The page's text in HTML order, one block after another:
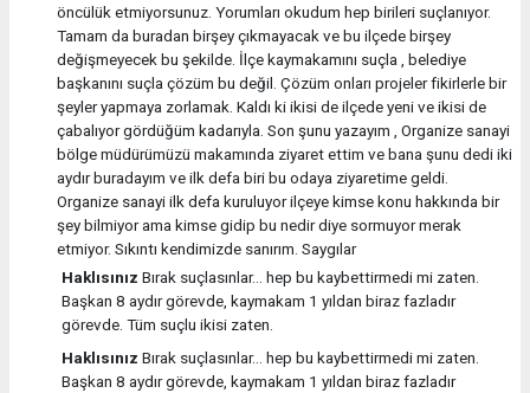
öncülük etmiyorsunuz. Yorumları okudum hep birileri suçlanıyor.
Tamam da buradan birşey çıkmayacak ve bu ilçede birşey
değişmeyecek bu şekilde. İlçe kaymakamını suçla , belediye
başkanını suçla çözüm bu değil. Çözüm onları projeler fikirlerle bir
şeyler yapmaya zorlamak. Kaldı ki ikisi de ilçede yeni ve ikisi de
çabalıyor gördüğüm kadarıyla. Son şunu yazayım , Organize sanayi
bölge müdürümüzü makamında ziyaret ettim ve bana şunu dedi iki
aydır buradayım ve ilk defa biri bu odaya ziyaretime geldi.
Organize sanayi ilk defa kuruluyor ilçeye kimse konu hakkında bir
şey bilmiyor ama kimse gidip bu nedir diye sormuyor merak
etmiyor. Sıkıntı kendimizde sanırım. Saygılar
Haklısınız Bırak suçlasınlar… hep bu kaybettirmedi mi zaten.
Başkan 8 aydır görevde, kaymakam 1 yıldan biraz fazladır
görevde. Tüm suçlu ikisi zaten.
Haklısınız Bırak suçlasınlar… hep bu kaybettirmedi mi zaten.
Başkan 8 aydır görevde, kaymakam 1 yıldan biraz fazladır